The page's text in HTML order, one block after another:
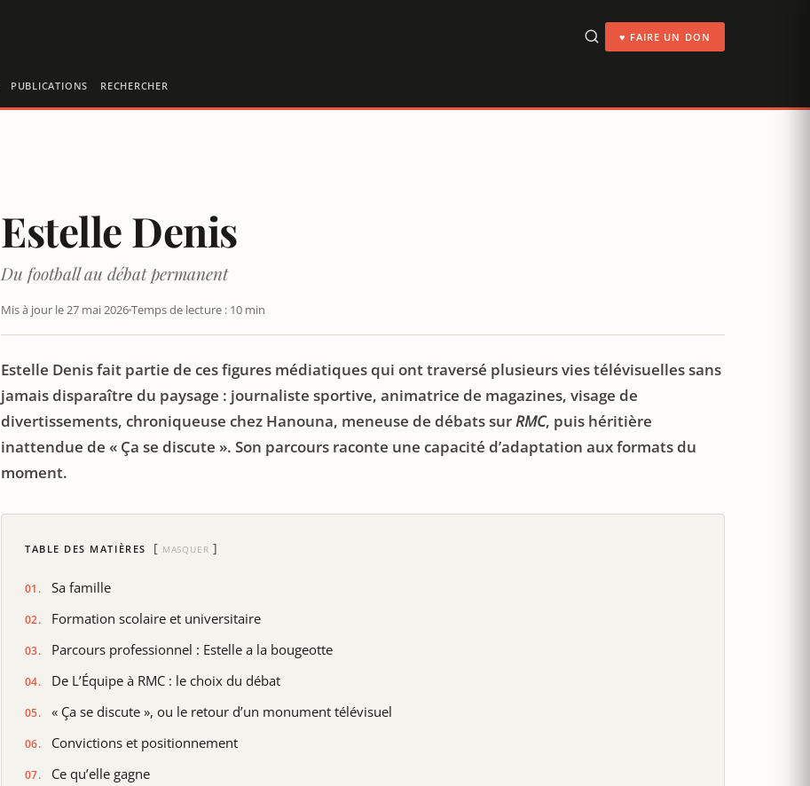
♥ FAIRE UN DON
PUBLICATIONS RECHERCHER
Estelle Denis
Du football au débat permanent
Mis à jour le 27 mai 2026Temps de lecture : 10 min
Estelle Denis fait partie de ces figures médiatiques qui ont traversé plusieurs vies télévisuelles sans
jamais disparaître du paysage : journaliste sportive, animatrice de magazines, visage de
divertissements, chroniqueuse chez Hanouna, meneuse de débats surRMC, puis héritière
inattendue de « Ça se discute ». Son parcours raconte une capacité d’adaptation aux formats du
moment.
TABLE DES MATIÈRES MASQUER
Sa famille
Formation scolaire et universitaire
Parcours professionnel : Estelle a la bougeotte
De L’Équipe à RMC : le choix du débat
« Ça se discute », ou le retour d’un monument télévisuel
Convictions et positionnement
Ce qu’elle gagne